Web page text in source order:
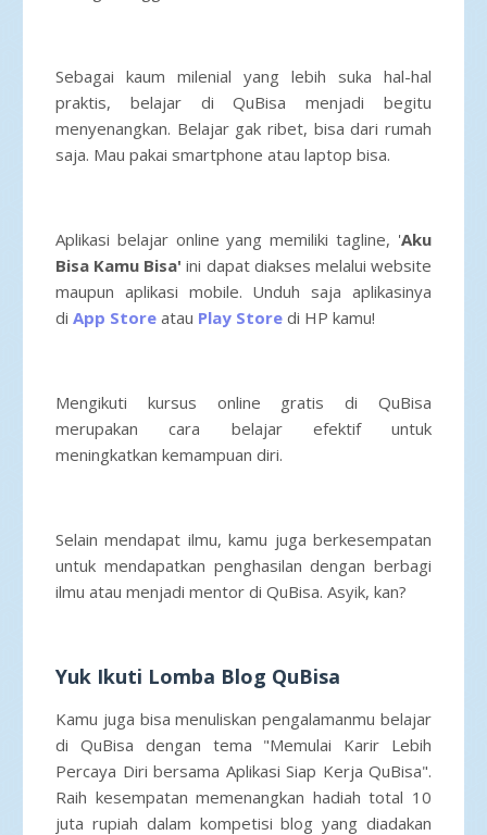
Sebagai kaum milenial yang lebih suka hal-hal
praktis, belajar di QuBisa menjadi begitu
menyenangkan. Belajar gak ribet, bisa dari rumah
saja. Mau pakai smartphone atau laptop bisa.
Aplikasi belajar online yang memiliki tagline, 'Aku
Bisa Kamu Bisa' ini dapat diakses melalui website
maupun aplikasi mobile. Unduh saja aplikasinya
di App Store atau Play Store di HP kamu!
Mengikuti kursus online gratis di QuBisa
merupakan cara belajar efektif untuk
meningkatkan kemampuan diri.
Selain mendapat ilmu, kamu juga berkesempatan
untuk mendapatkan penghasilan dengan berbagi
ilmu atau menjadi mentor di QuBisa. Asyik, kan?
Yuk Ikuti Lomba Blog QuBisa
Kamu juga bisa menuliskan pengalamanmu belajar
di QuBisa dengan tema "Memulai Karir Lebih
Percaya Diri bersama Aplikasi Siap Kerja QuBisa".
Raih kesempatanmemenangkan hadiah total 10
juta rupiah dalam kompetisi blog yang diadakan